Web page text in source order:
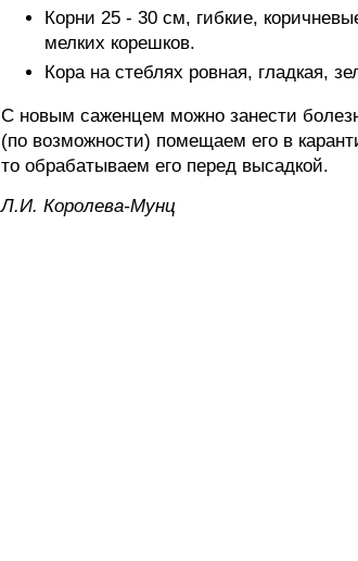
Корни 25 - 30 см, гибкие,
мелких корешков.
Кора на стеблях ровная, гладкая,
С новым саженцем можно занести
(по возможности) помещаем его в
то обрабатываем его перед высадкой.
Л.И. Королева-Мунц